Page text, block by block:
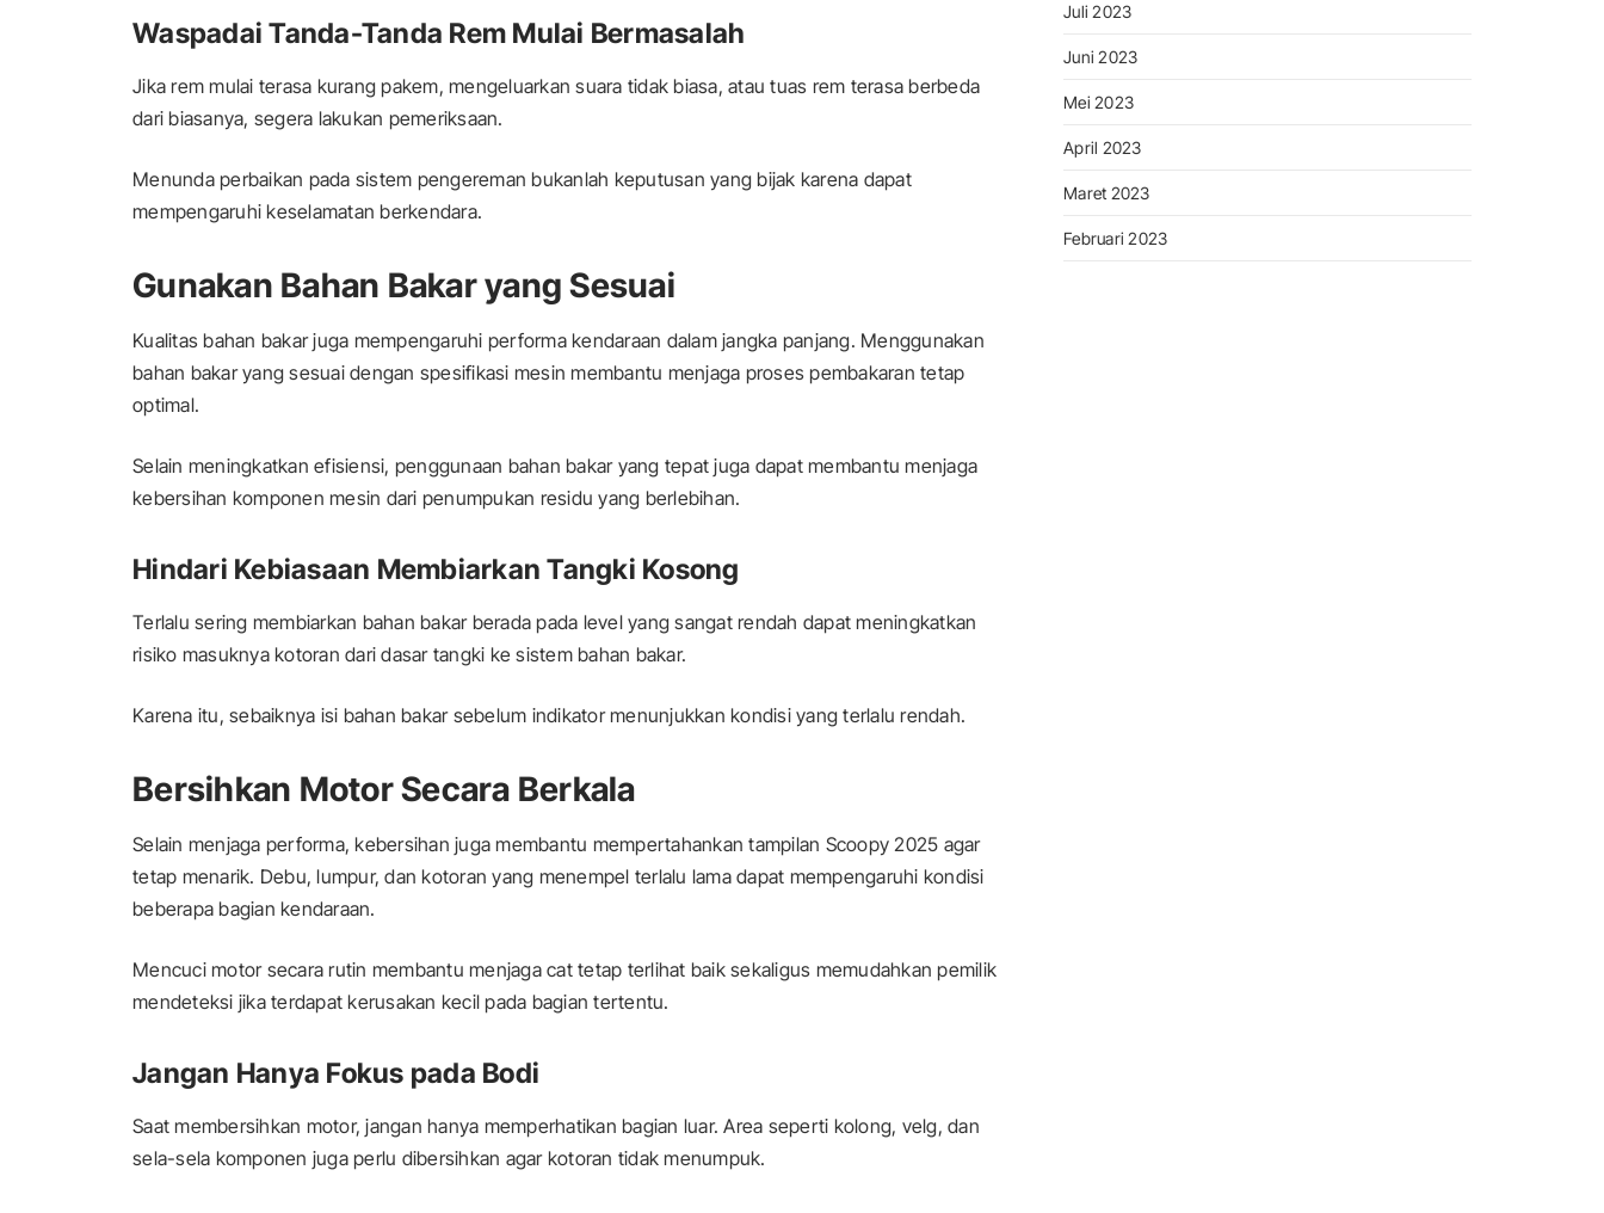
Waspadai Tanda-Tanda Rem Mulai Bermasalah
Jika rem mulai terasa kurang pakem, mengeluarkan suara tidak biasa, atau tuas rem terasa berbeda
dari biasanya, segera lakukan pemeriksaan.
Menunda perbaikan pada sistem pengereman bukanlah keputusan yang bijak karena dapat
mempengaruhi keselamatan berkendara.
Gunakan Bahan Bakar yang Sesuai
Kualitas bahan bakar juga mempengaruhi performa kendaraan dalam jangka panjang. Menggunakan
bahan bakar yang sesuai dengan spesifikasi mesin membantu menjaga proses pembakaran tetap
optimal.
Selain meningkatkan efisiensi, penggunaan bahan bakar yang tepat juga dapat membantu menjaga
kebersihan komponen mesin dari penumpukan residu yang berlebihan.
Hindari Kebiasaan Membiarkan Tangki Kosong
Terlalu sering membiarkan bahan bakar berada pada level yang sangat rendah dapat meningkatkan
risiko masuknya kotoran dari dasar tangki ke sistem bahan bakar.
Karena itu, sebaiknya isi bahan bakar sebelum indikator menunjukkan kondisi yang terlalu rendah.
Bersihkan Motor Secara Berkala
Selain menjaga performa, kebersihan juga membantu mempertahankan tampilan Scoopy 2025 agar
tetap menarik. Debu, lumpur, dan kotoran yang menempel terlalu lama dapat mempengaruhi kondisi
beberapa bagian kendaraan.
Mencuci motor secara rutin membantu menjaga cat tetap terlihat baik sekaligus memudahkan pemilik
mendeteksi jika terdapat kerusakan kecil pada bagian tertentu.
Jangan Hanya Fokus pada Bodi
Saat membersihkan motor, jangan hanya memperhatikan bagian luar. Area seperti kolong, velg, dan
sela-sela komponen juga perlu dibersihkan agar kotoran tidak menumpuk.
Juli 2023
Juni 2023
Mei 2023
April 2023
Maret 2023
Februari 2023